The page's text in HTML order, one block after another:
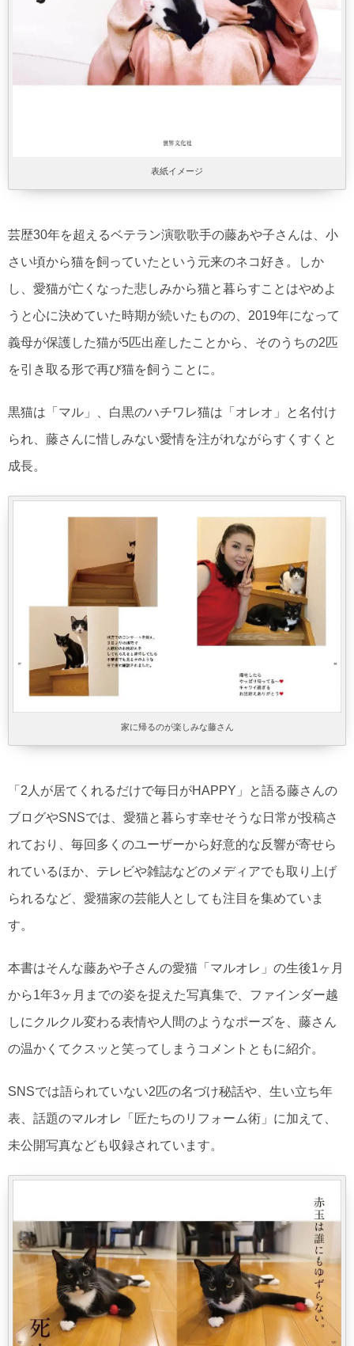
表紙イメージ
芸歴30年を超えるベテラン演歌歌手の藤あや子さんは、小
さい頃から猫を飼っていたという元来のネコ好き。しか
し、愛猫が亡くなった悲しみから猫と暮らすことはやめよ
うと心に決めていた時期が続いたものの、2019年になって
義母が保護した猫が5匹出産したことから、そのうちの2匹
を引き取る形で再び猫を飼うことに。
黒猫は「マル」、白黒のハチワレ猫は「オレオ」と名付け
られ、藤さんに惜しみない愛情を注がれながらすくすくと
成長。
家に帰るのが楽しみな藤さん
「2人が居てくれるだけで毎日がHAPPY」と語る藤さんの
ブログやSNSでは、愛猫と暮らす幸せそうな日常が投稿さ
れており、毎回多くのユーザーから好意的な反響が寄せら
れているほか、テレビや雑誌などのメディアでも取り上げ
られるなど、愛猫家の芸能人としても注目を集めていま
す。
本書はそんな藤あや子さんの愛猫「マルオレ」の生後1ヶ月
から1年3ヶ月までの姿を捉えた写真集で、ファインダー越
しにクルクル変わる表情や人間のようなポーズを、藤さん
の温かくてクスッと笑ってしまうコメントともに紹介。
SNSでは語られていない2匹の名づけ秘話や、生い立ち年
表、話題のマルオレ「匠たちのリフォーム術」に加えて、
未公開写真なども収録されています。